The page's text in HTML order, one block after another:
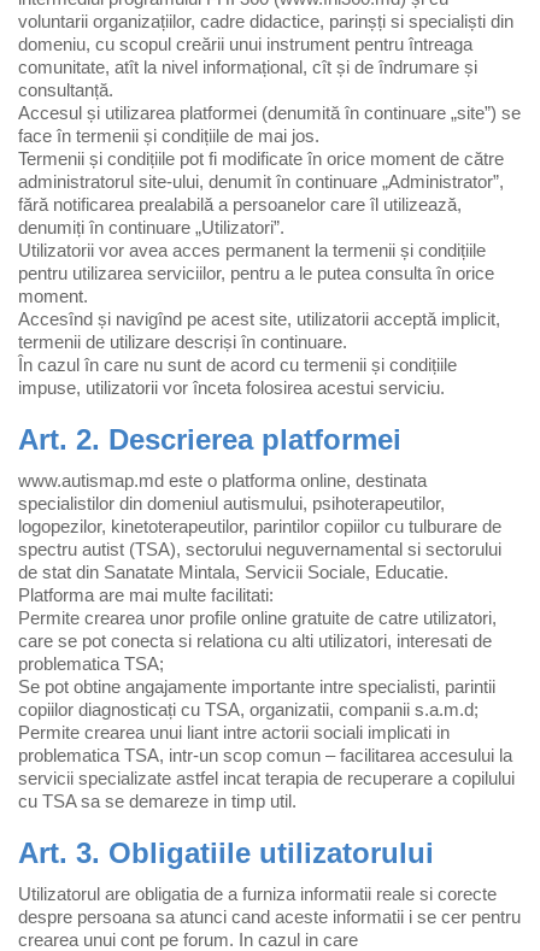
voluntarii organizațiilor, cadre didactice, parinșți si specialiști din
domeniu, cu scopul creării unui instrument pentru întreaga
comunitate, atît la nivel informațional, cît și de îndrumare și
consultanță.
Accesul și utilizarea platformei (denumită în continuare „site”) se
face în termenii și condițiile de mai jos.
Termenii și condițiile pot fi modificate în orice moment de către
administratorul site-ului, denumit în continuare „Administrator”,
fără notificarea prealabilă a persoanelor care îl utilizează,
denumiți în continuare „Utilizatori”.
Utilizatorii vor avea acces permanent la termenii și condițiile
pentru utilizarea serviciilor, pentru a le putea consulta în orice
moment.
Accesînd și navigînd pe acest site, utilizatorii acceptă implicit,
termenii de utilizare descriși în continuare.
În cazul în care nu sunt de acord cu termenii și condițiile
impuse, utilizatorii vor înceta folosirea acestui serviciu.
Art. 2. Descrierea platformei
www.autismap.md este o platforma online, destinata
specialistilor din domeniul autismului, psihoterapeutilor,
logopezilor, kinetoterapeutilor, parintilor copiilor cu tulburare de
spectru autist (TSA), sectorului neguvernamental si sectorului
de stat din Sanatate Mintala, Servicii Sociale, Educatie.
Platforma are mai multe facilitati:
Permite crearea unor profile online gratuite de catre utilizatori,
care se pot conecta si relationa cu alti utilizatori, interesati de
problematica TSA;
Se pot obtine angajamente importante intre specialisti, parintii
copiilor diagnosticați cu TSA, organizatii, companii s.a.m.d;
Permite crearea unui liant intre actorii sociali implicati in
problematica TSA, intr-un scop comun – facilitarea accesului la
servicii specializate astfel incat terapia de recuperare a copilului
cu TSA sa se demareze in timp util.
Art. 3. Obligatiile utilizatorului
Utilizatorul are obligatia de a furniza informatii reale si corecte
despre persoana sa atunci cand aceste informatii i se cer pentru
crearea unui cont pe forum. In cazul in care